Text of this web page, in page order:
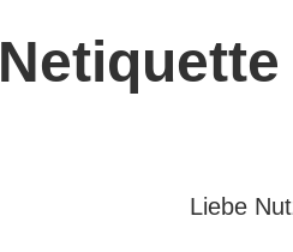
Netiquette
Liebe